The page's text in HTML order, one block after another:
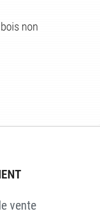
non
vente